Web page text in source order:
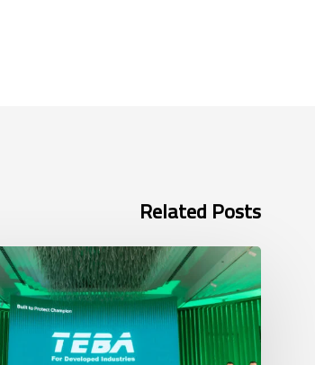
Related Posts